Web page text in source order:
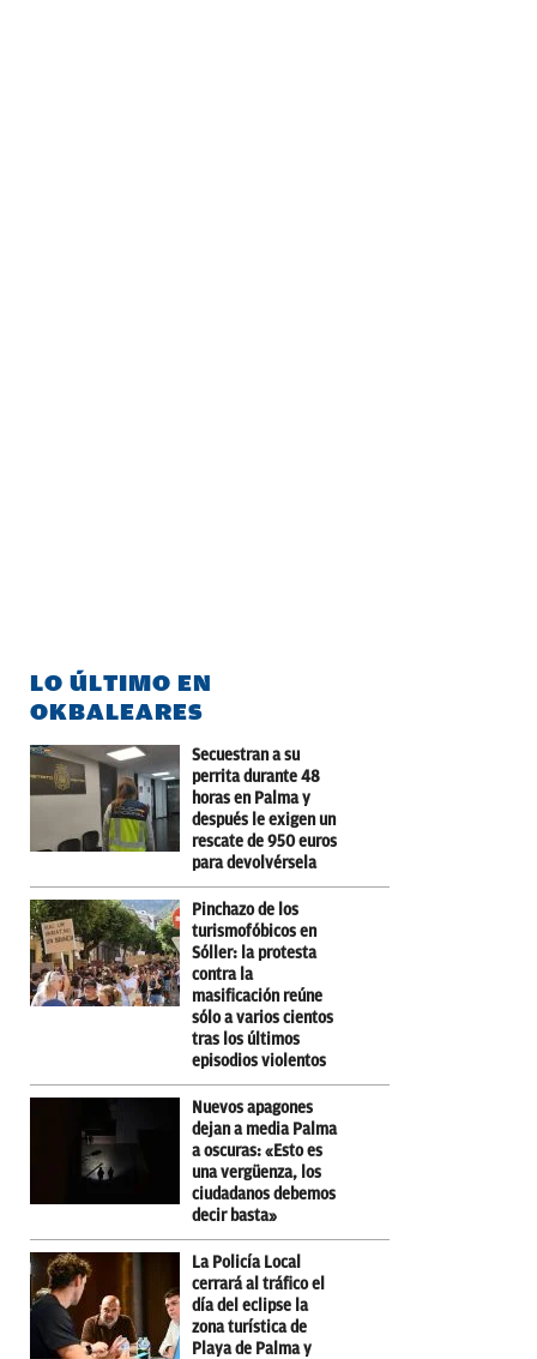
LO ÚLTIMO EN
OKBALEARES
Secuestran a su
perrita durante 48
horas en Palma y
después le exigen un
rescate de 950 euros
para devolvérsela
Pinchazo de los
turismofóbicos en
Sóller: la protesta
contra la
masificación reúne
sólo a varios cientos
tras los últimos
episodios violentos
Nuevos apagones
dejan a media Palma
a oscuras: «Esto es
una vergüenza, los
ciudadanos debemos
decir basta»
La Policía Local
cerrará al tráfico el
día del eclipse la
zona turística de
Playa de Palma y